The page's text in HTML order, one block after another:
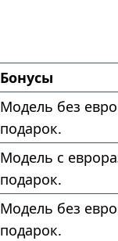
Бонусы
Модель без
подарок.
Модель с
подарок.
Модель без
подарок.